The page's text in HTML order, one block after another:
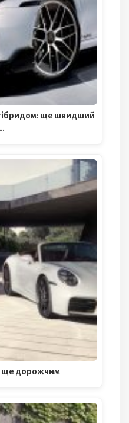
гібридом: ще швидший
ще дорожчим